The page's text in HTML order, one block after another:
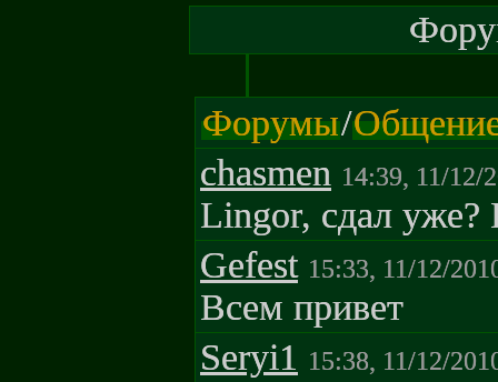
Форумы/
chasmen 14:39, 11/12/
Lingor, cдaл yжe?
Gefest 15:33, 11/12/
Всем привет
Seryi1 15:38, 11/12/